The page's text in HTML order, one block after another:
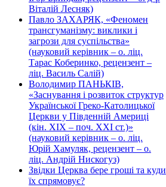
Віталій Лесняк)
Павло ЗАХАРЯК, «Феномен
трансгуманізму: виклики і
загрози для суспільства»
(науковий керівник – о. ліц.
Тарас Коберинко, рецензент –
ліц. Василь Салій)
Володимир ПАНЬКІВ,
«Заснування і розвиток структур
Української Греко-Католицької
Церкви у Південній Америці
(кін. ХІХ – поч. ХХІ ст.)»
(науковий керівник – о. ліц.
Юрій Хамуляк, рецензент – о.
ліц. Андрій Нискогуз)
Звідки Церква бере гроші та куди
їх спрямовує?